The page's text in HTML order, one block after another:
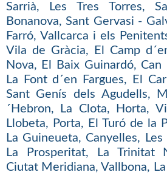
Sarrià, Les Tres Torres,
Bonanova, Sant Gervasi -
Farró, Vallcarca i els
Vila de Gràcia, El Camp
Nova, El Baix Guinardó, Can
La Font d´en Fargues, El
Sant Genís dels Agudells,
´Hebron, La Clota, Horta,
Llobeta, Porta, El Turó de la
La Guineueta, Canyelles,
La Prosperitat, La Trinitat
Ciutat Meridiana, Vallbona,